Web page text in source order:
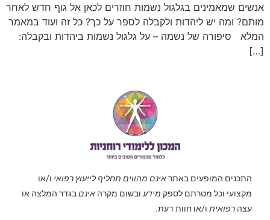
אנשים שמאמינים בגלגול נשמות חוזרים לכאן אל גוף חדש לאחר
מותם? ומה יש ליהדות ולקבלה לספר על כך? כל זה ועוד במאמר
המלא סיפורה של נשמה – על גלגול נשמות ביהדות ובקבלה:
[…]
התכנים המופעים באתראינם מהווים תחליף לייעוץ רפואי ו/או
מקצועי וכל מטרתם לספק מידע ובשום מקרה אינםבגדר המלצה או
עצה רפואית ו/או חוות דעת.